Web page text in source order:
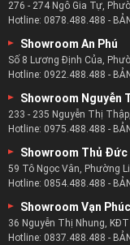
276 - 274 Ngô Gia Tự,
Hotline: 0878.488.488 -
Showroom An Phú
Số 8 Lương Định Của,
Hotline: 0922.488.488 -
Showroom Nguyễn
233 - 235 Nguyễn Thị
Hotline: 0975.488.488 -
Showroom Thủ Đức
59 Tô Ngọc Vân, Phường
Hotline: 0854.488.488 -
Showroom Vạn Phúc
36 Nguyễn Thị Nhung,
Hotline: 0837.488.488 -